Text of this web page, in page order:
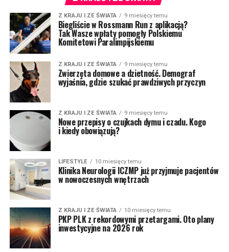
Z KRAJU I ZE ŚWIATA 9 miesięcy temu
Biegliście w Rossmann Run z aplikacją?
Tak Wasze wpłaty pomogły Polskiemu
Komitetowi Paralimpijskiemu
Z KRAJU I ZE ŚWIATA 9 miesięcy temu
Zwierzęta domowe a dzietność. Demograf
wyjaśnia, gdzie szukać prawdziwych przyczyn
Z KRAJU I ZE ŚWIATA 9 miesięcy temu
Nowe przepisy o czujkach dymu i czadu. Kogo
i kiedy obowiązują?
LIFESTYLE 10 miesięcy temu
Klinika Neurologii ICZMP już przyjmuje pacjentów
w nowoczesnych wnętrzach
Z KRAJU I ZE ŚWIATA 10 miesięcy temu
PKP PLK z rekordowymi przetargami. Oto plany
inwestycyjne na 2026 rok